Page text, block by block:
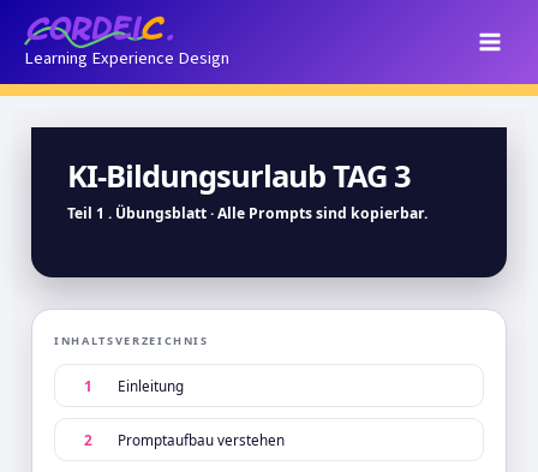
Inhalt
springenLearning Experience Design
KI-Bildungsurlaub TAG 3
Teil 1 . Übungsblatt · Alle Prompts sind kopierbar.
INHALTSVERZEICHNIS
1 Einleitung
2 Promptaufbau verstehen